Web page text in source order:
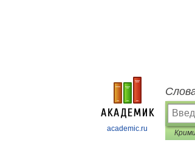
academic.ru